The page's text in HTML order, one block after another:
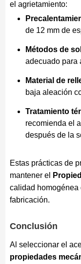
el agrietamiento:
de 12 mm de
Métodos de
adecuado para
Material de
baja aleación
Tratamiento
recomienda el
después de la
Estas prácticas de
mantener el
calidad homogénea
fabricación.
Conclusión
Al seleccionar el
propiedades